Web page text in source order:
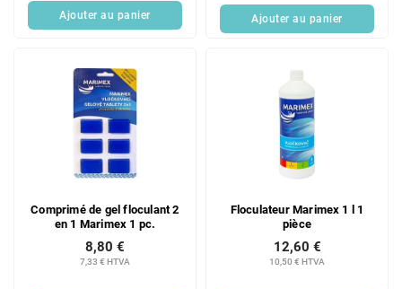
Ajouter au panier Ajouter au panier
Comprimé de gel floculant 2
en 1 Marimex 1 pc.
7,33 € HTVA
8,80 €
Floculateur Marimex 1 l 1
pièce
10,50 € HTVA
12,60 €